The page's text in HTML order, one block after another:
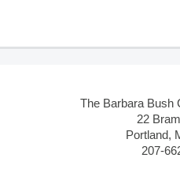
The Barbara Bush
22
Portland,
207-